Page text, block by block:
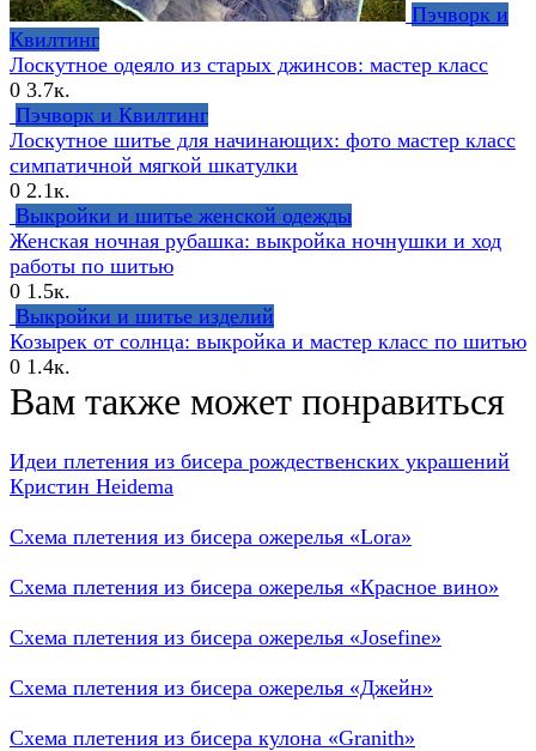
Пэчворк и
Квилтинг
Лоскутное одеяло из старых джинсов: мастер класс
0 3.7к.
Пэчворк и Квилтинг
Лоскутное шитье для начинающих: фото мастер класс
симпатичной мягкой шкатулки
0 2.1к.
Выкройки и шитье женской одежды
Женская ночная рубашка: выкройка ночнушки и ход
работы по шитью
0 1.5к.
Выкройки и шитье изделий
Козырек от солнца: выкройка и мастер класс по шитью
0 1.4к.
Вам также может понравиться
Идеи плетения из бисера рождественских украшений
Кристин Heidema
Схема плетения из бисера ожерелья «Lora»
Схема плетения из бисера ожерелья «Красное вино»
Схема плетения из бисера ожерелья «Josefine»
Схема плетения из бисера ожерелья «Джейн»
Схема плетения из бисера кулона «Granith»